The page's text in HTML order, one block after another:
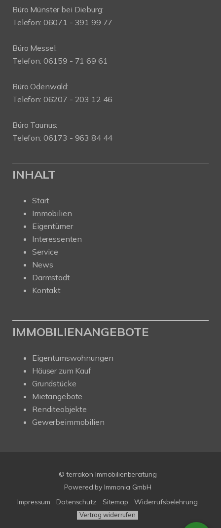
Büro Münster bei Dieburg:
Telefon: 06071 - 391 99 77
Büro Messel:
Telefon: 06159 - 71 69 61
Büro Odenwald:
Telefon: 06207 - 203 12 46
Büro Taunus:
Telefon: 06173 - 963 84 44
INHALT
Start
Immobilien
Eigentümer
Interessenten
Service
News
Darmstadt
Kontakt
IMMOBILIENANGEBOTE
Eigentumswohnungen
Häuser zum Kauf
Grundstücke
Mietangebote
Renditeobjekte
Gewerbeimmobilien
© terrakon Immobilienberatung
Powered by Immonia GmbH
Impressum
Datenschutz Sitemap Widerrufsbelehrung
Vertrag widerrufen